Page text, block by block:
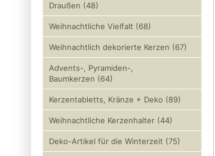
Draußen (48)
Weihnachtliche Vielfalt (68)
Weihnachtlich dekorierte Kerzen (67)
Advents-, Pyramiden-,
Baumkerzen (64)
Kerzentabletts, Kränze + Deko (89)
Weihnachtliche Kerzenhalter (44)
Deko-Artikel für die Winterzeit (75)